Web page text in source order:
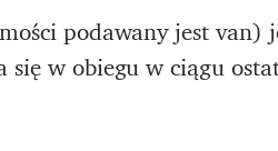
podawany jest
się w obiegu w ciągu